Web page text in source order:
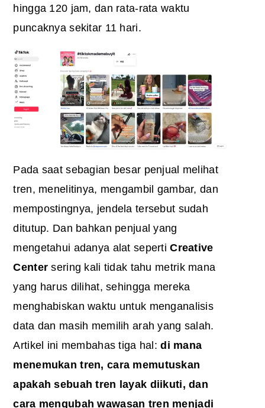
hingga 120 jam, dan rata-rata waktu
puncaknya sekitar 11 hari.
Pada saat sebagian besar penjual melihat
tren, menelitinya, mengambil gambar, dan
mempostingnya, jendela tersebut sudah
ditutup. Dan bahkan penjual yang
mengetahui adanya alat sepertiCreative
Centersering kali tidak tahu metrik mana
yang harus dilihat, sehingga mereka
menghabiskan waktu untuk menganalisis
data dan masih memilih arah yang salah.
Artikel ini membahas tiga hal: di mana
menemukan tren, cara memutuskan
apakah sebuah tren layak diikuti, dan
cara mengubah wawasan tren menjadi